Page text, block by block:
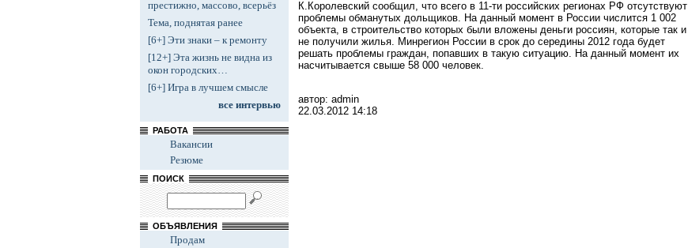
престижно, массово, всерьёз
Тема, поднятая ранее
[6+] Эти знаки – к ремонту
[12+] Эта жизнь не видна из
окон городских…
[6+] Игра в лучшем смысле
все интервью
РАБОТА
Вакансии
Резюме
ПОИСК
ОБЪЯВЛЕНИЯ
Продам
К.Королевский сообщил, что всего в 11-ти российских регионах РФ отсутствуют
проблемы обманутых дольщиков. На данный момент в России числится 1 002
объекта, в строительство которых были вложены деньги россиян, которые так и
не получили жилья. Минрегион России в срок до середины 2012 года будет
решать проблемы граждан, попавших в такую ситуацию. На данный момент их
насчитывается свыше 58 000 человек.
автор: admin
22.03.2012 14:18